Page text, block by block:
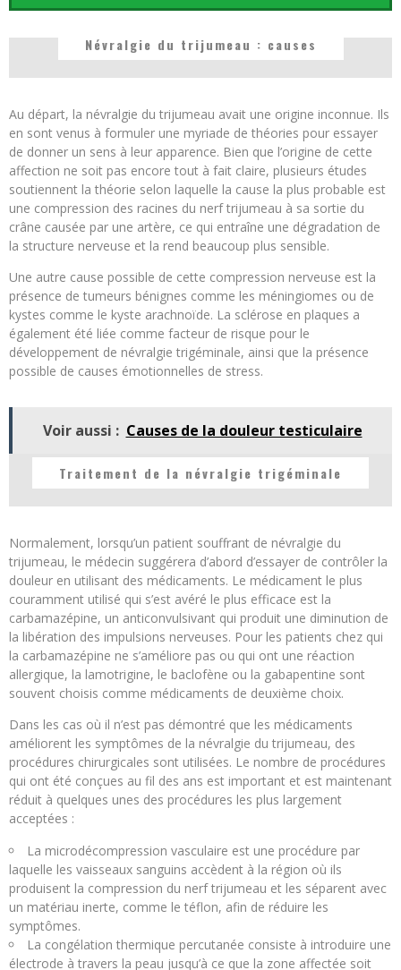
Névralgie du trijumeau : causes
Au départ, la névralgie du trijumeau avait une origine inconnue. Ils
en sont venus à formuler une myriade de théories pour essayer
de donner un sens à leur apparence. Bien que l’origine de cette
affection ne soit pas encore tout à fait claire, plusieurs études
soutiennent la théorie selon laquelle la cause la plus probable est
une compression des racines du nerf trijumeau à sa sortie du
crâne causée par une artère, ce qui entraîne une dégradation de
la structure nerveuse et la rend beaucoup plus sensible.
Une autre cause possible de cette compression nerveuse est la
présence de tumeurs bénignes comme les méningiomes ou de
kystes comme le kyste arachnoïde. La sclérose en plaques a
également été liée comme facteur de risque pour le
développement de névralgie trigéminale, ainsi que la présence
possible de causes émotionnelles de stress.
Voir aussi : Causes de la douleur testiculaire
Traitement de la névralgie trigéminale
Normalement, lorsqu’un patient souffrant de névralgie du
trijumeau, le médecin suggérera d’abord d’essayer de contrôler la
douleur en utilisant des médicaments. Le médicament le plus
couramment utilisé qui s’est avéré le plus efficace est la
carbamazépine, un anticonvulsivant qui produit une diminution de
la libération des impulsions nerveuses. Pour les patients chez qui
la carbamazépine ne s’améliore pas ou qui ont une réaction
allergique, la lamotrigine, le baclofène ou la gabapentine sont
souvent choisis comme médicaments de deuxième choix.
Dans les cas où il n’est pas démontré que les médicaments
améliorent les symptômes de la névralgie du trijumeau, des
procédures chirurgicales sont utilisées. Le nombre de procédures
qui ont été conçues au fil des ans est important et est maintenant
réduit à quelques unes des procédures les plus largement
acceptées :
La microdécompression vasculaire est une procédure par
laquelle les vaisseaux sanguins accèdent à la région où ils
produisent la compression du nerf trijumeau et les séparent avec
un matériau inerte, comme le téflon, afin de réduire les
symptômes.
La congélation thermique percutanée consiste à introduire une
électrode à travers la peau jusqu’à ce que la zone affectée soit